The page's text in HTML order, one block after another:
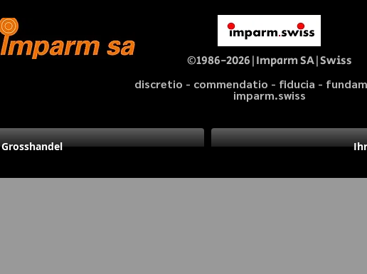
©1986-2026|Imparm SA|Swiss
discretio - commendatio - fiducia -
imparm.swiss
Grosshandel